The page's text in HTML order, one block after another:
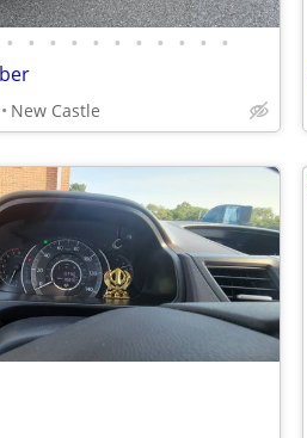
• • • • • • • • • • •
New Castle